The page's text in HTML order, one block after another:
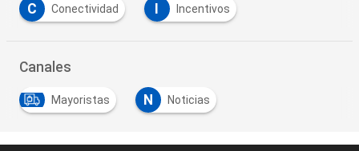
C Conectividad Incentivos
Canales
Mayoristas N Noticias